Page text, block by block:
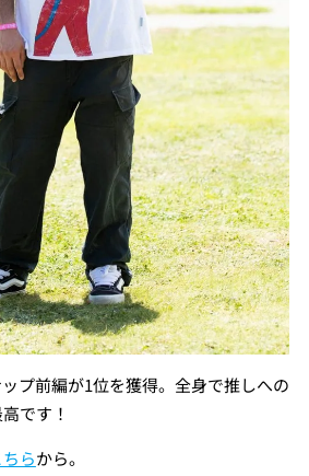
プ前編が1位を獲得。全身で推しへの
です！
ちらから。